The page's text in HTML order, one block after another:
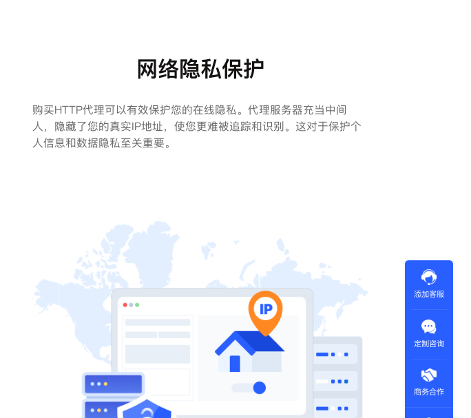
网络隐私保护
购买HTTP代理可以有效保护您的在线隐私。代理服务器充当中间
人，隐藏了您的真实IP地址，使您更难被追踪和识别。这对于保护个
人信息和数据隐私至关重要。
添加客服
定制咨询
商务合作